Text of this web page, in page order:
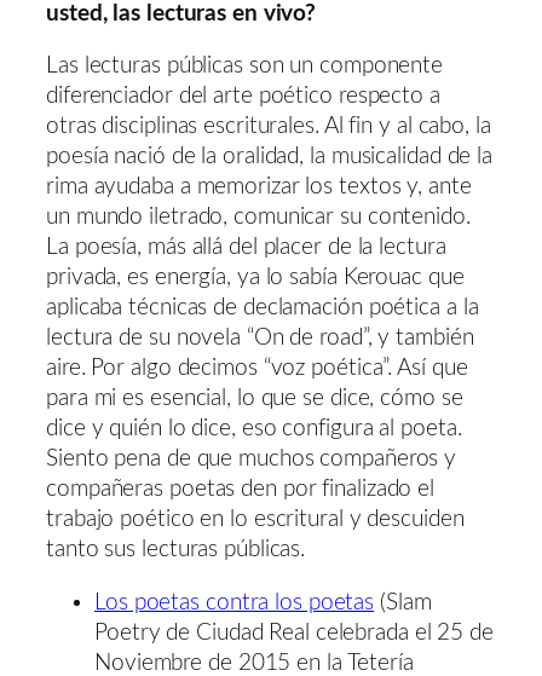
usted, las lecturas en vivo?
Las lecturas públicas son un componente
diferenciador del arte poético respecto a
otras disciplinas escriturales. Al fin y al cabo, la
poesía nació de la oralidad, la musicalidad de la
rima ayudaba a memorizar los textos y, ante
un mundo iletrado, comunicar su contenido.
La poesía, más allá del placer de la lectura
privada, es energía, ya lo sabía Kerouac que
aplicaba técnicas de declamación poética a la
lectura de su novela “On de road”, y también
aire. Por algo decimos “voz poética”. Así que
para mi es esencial, lo que se dice, cómo se
dice y quién lo dice, eso configura al poeta.
Siento pena de que muchos compañeros y
compañeras poetas den por finalizado el
trabajo poético en lo escritural y descuiden
tanto sus lecturas públicas.
Los poetas contra los poetas (Slam
Poetry de Ciudad Real celebrada el 25 de
Noviembre de 2015 en la Tetería